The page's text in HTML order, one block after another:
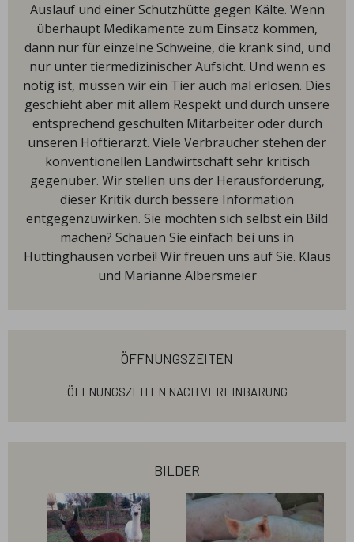
Auslauf und einer Schutzhütte gegen Kälte. Wenn
überhaupt Medikamente zum Einsatz kommen,
dann nur für einzelne Schweine, die krank sind, und
nur unter tiermedizinischer Aufsicht. Und wenn es
nötig ist, müssen wir ein Tier auch mal erlösen. Dies
geschieht aber mit allem Respekt und durch unsere
entsprechend geschulten Mitarbeiter oder durch
unseren Hoftierarzt. Viele Verbraucher stehen der
konventionellen Landwirtschaft sehr kritisch
gegenüber. Wir stellen uns der Herausforderung,
dieser Kritik durch bessere Information
entgegenzuwirken. Sie möchten sich selbst ein Bild
machen? Schauen Sie einfach bei uns in
Hüttinghausen vorbei! Wir freuen uns auf Sie. Klaus
und Marianne Albersmeier
öffnungszeiten
Öffnungszeiten nach Vereinbarung
bilder